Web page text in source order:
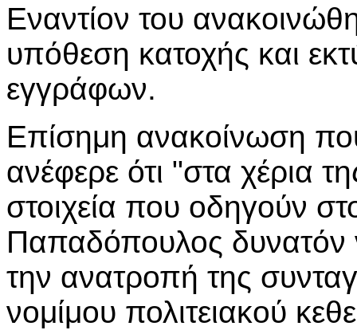
Εναντίον του
υπόθεση κατοχής και
εγγράφων.
Επίσημη ανακοίνωση
ανέφερε ότι "στα χέρια
στοιχεία που οδηγούν
Παπαδόπουλος δυνατόν
την ανατροπή της
νομίμου πολιτειακού